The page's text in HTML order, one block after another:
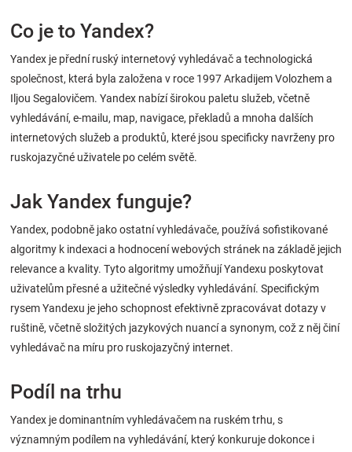
zábava
pro
děti
Novinky
Značky
Blog
Hračkářství
Přihlášení
Co je to Yandex?
Yandex je přední ruský internetový vyhledávač a technologická
společnost, která byla založena v roce 1997 Arkadijem Volozhem a
Iljou Segalovičem. Yandex nabízí širokou paletu služeb, včetně
vyhledávání, e-mailu, map, navigace, překladů a mnoha dalších
internetových služeb a produktů, které jsou specificky navrženy pro
ruskojazyčné uživatele po celém světě.
Jak Yandex funguje?
Yandex, podobně jako ostatní vyhledávače, používá sofistikované
algoritmy k indexaci a hodnocení webových stránek na základě jejich
relevance a kvality. Tyto algoritmy umožňují Yandexu poskytovat
uživatelům přesné a užitečné výsledky vyhledávání. Specifickým
rysem Yandexu je jeho schopnost efektivně zpracovávat dotazy v
ruštině, včetně složitých jazykových nuancí a synonym, což z něj činí
vyhledávač na míru pro ruskojazyčný internet.
Podíl na trhu
Yandex je dominantním vyhledávačem na ruském trhu, s
významným podílem na vyhledávání, který konkuruje dokonce i